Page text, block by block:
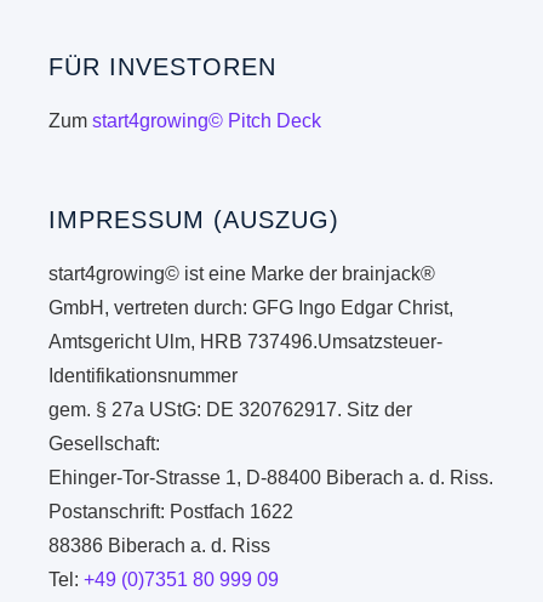
FÜR INVESTOREN
Zumstart4growing© Pitch Deck
IMPRESSUM (AUSZUG)
start4growing© ist eine Marke der brainjack®
GmbH, vertreten durch: GFG Ingo Edgar Christ,
Amtsgericht Ulm, HRB 737496.Umsatzsteuer-
Identifikationsnummer
gem. § 27a UStG: DE 320762917. Sitz der
Gesellschaft:
Ehinger-Tor-Strasse 1, D-88400 Biberach a. d. Riss.
Postanschrift: Postfach 1622
88386 Biberach a. d. Riss
Tel:+49 (0)7351 80 999 09